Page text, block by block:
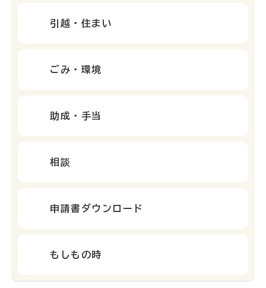
引越・住まい
ごみ・環境
助成・手当
相談
申請書ダウンロード
もしもの時